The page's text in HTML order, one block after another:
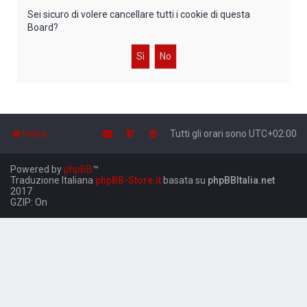
Sei sicuro di volere cancellare tutti i cookie di questa
Board?
Indice Tutti gli orari sono UTC+02:00
Powered byphpBB™
Traduzione Italiana phpBB-Store.it basata su phpBBItalia.net
2017
GZIP: On